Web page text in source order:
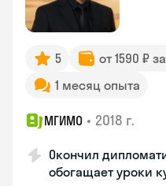
5
от 1590 ₽
1 месяц опыта
МГИМО • 2018 г.
Окончил
обогащает уроки